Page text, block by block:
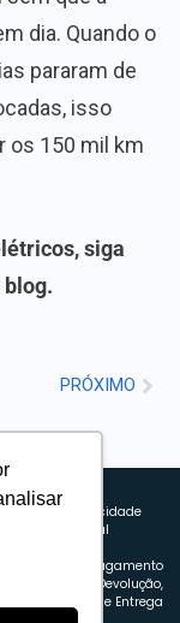
dia. Quando o
pararam de
isso
os 150 mil km
siga
blog.
PRÓXIMO
nós
Política de privacidade
Política comercial
Política de Pagamento
Troca, Devolução,
Reembolso e Entrega